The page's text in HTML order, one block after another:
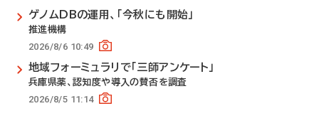
ゲノムDBの運用、「今秋にも開始」
推進機構
2026/8/6 10:49
地域フォーミュラリで「三師アンケート」
兵庫県薬、認知度や導入の賛否を調査
2026/8/5 11:14